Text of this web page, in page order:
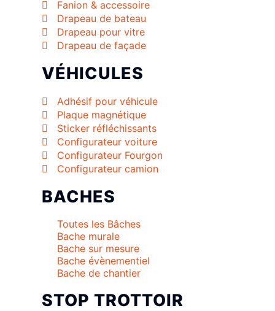
Fanion & accessoire
Drapeau de bateau
Drapeau pour vitre
Drapeau de façade
VÉHICULES
Adhésif pour véhicule
Plaque magnétique
Sticker réfléchissants
Configurateur voiture
Configurateur Fourgon
Configurateur camion
BACHES
Toutes les Bâches
Bache murale
Bache sur mesure
Bache évènementiel
Bache de chantier
STOP TROTTOIR